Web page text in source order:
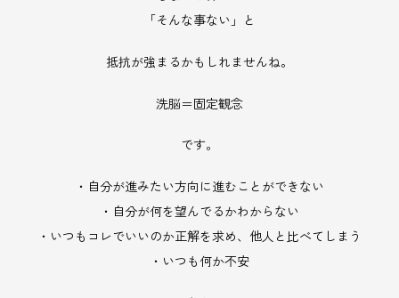
「そんな事ない」と
抵抗が強まるかもしれませんね。
洗脳＝固定観念
です。
・自分が進みたい方向に進むことができない
・自分が何を望んでるかわからない
・いつもコレでいいのか正解を求め、他人と比べてしまう
・いつも何か不安